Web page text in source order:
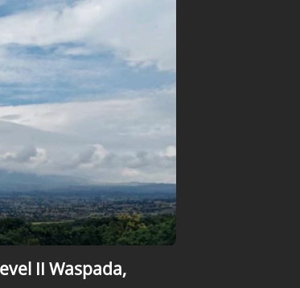
II Waspada,